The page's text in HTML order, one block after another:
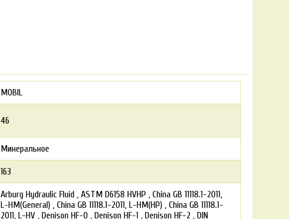
MOBIL
46
Минеральное
163
Arburg Hydraulic Fluid ASTM D6158 HVHP
China GB 11118.1-2011,
L-HM(General)
China GB 11118.1-2011, L-HM(HP)
China GB 11118.1-
2011, L-HV
Denison HF-0 Denison HF-1 Denison HF-2 DIN